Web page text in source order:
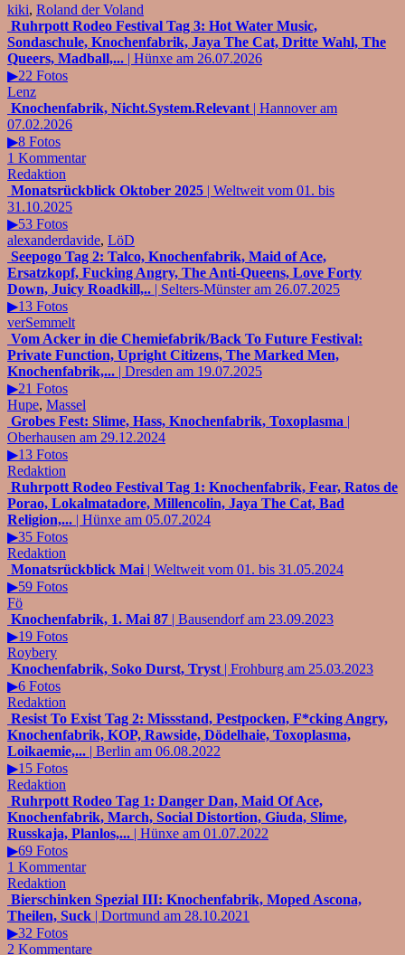
kiki, Roland der Voland
Ruhrpott Rodeo Festival Tag 3: Hot Water Music,
Sondaschule, Knochenfabrik, Jaya The Cat, Dritte Wahl, The
Queers, Madball,... | Hünxe am 26.07.2026
▶22 Fotos
Lenz
Knochenfabrik, Nicht.System.Relevant | Hannover am
07.02.2026
▶8 Fotos
1 Kommentar
Redaktion
Monatsrückblick Oktober 2025 | Weltweit vom 01. bis
31.10.2025
▶53 Fotos
alexanderdavide, LöD
Seepogo Tag 2: Talco, Knochenfabrik, Maid of Ace,
Ersatzkopf, Fucking Angry, The Anti-Queens, Love Forty
Down, Juicy Roadkill,.. | Selters-Münster am 26.07.2025
▶13 Fotos
verSemmelt
Vom Acker in die Chemiefabrik/Back To Future Festival:
Private Function, Upright Citizens, The Marked Men,
Knochenfabrik,... | Dresden am 19.07.2025
▶21 Fotos
Hupe, Massel
Grobes Fest: Slime, Hass, Knochenfabrik, Toxoplasma |
Oberhausen am 29.12.2024
▶13 Fotos
Redaktion
Ruhrpott Rodeo Festival Tag 1: Knochenfabrik, Fear, Ratos de
Porao, Lokalmatadore, Millencolin, Jaya The Cat, Bad
Religion,... | Hünxe am 05.07.2024
▶35 Fotos
Redaktion
Monatsrückblick Mai | Weltweit vom 01. bis 31.05.2024
▶59 Fotos
Fö
Knochenfabrik, 1. Mai 87 | Bausendorf am 23.09.2023
▶19 Fotos
Roybery
Knochenfabrik, Soko Durst, Tryst | Frohburg am 25.03.2023
▶6 Fotos
Redaktion
Resist To Exist Tag 2: Missstand, Pestpocken, F*cking Angry,
Knochenfabrik, KOP, Rawside, Dödelhaie, Toxoplasma,
Loikaemie,... | Berlin am 06.08.2022
▶15 Fotos
Redaktion
Ruhrpott Rodeo Tag 1: Danger Dan, Maid Of Ace,
Knochenfabrik, March, Social Distortion, Giuda, Slime,
Russkaja, Planlos,... | Hünxe am 01.07.2022
▶69 Fotos
1 Kommentar
Redaktion
Bierschinken Spezial III: Knochenfabrik, Moped Ascona,
Theilen, Suck | Dortmund am 28.10.2021
▶32 Fotos
2 Kommentare